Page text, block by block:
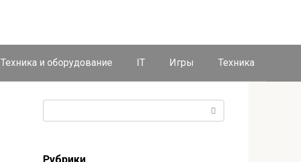
Техника и оборудование IT Игры Техника
Рубрики